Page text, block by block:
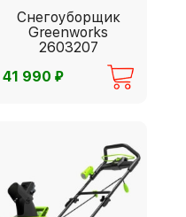
Снегоуборщик
Greenworks
2603207
41 990⃏